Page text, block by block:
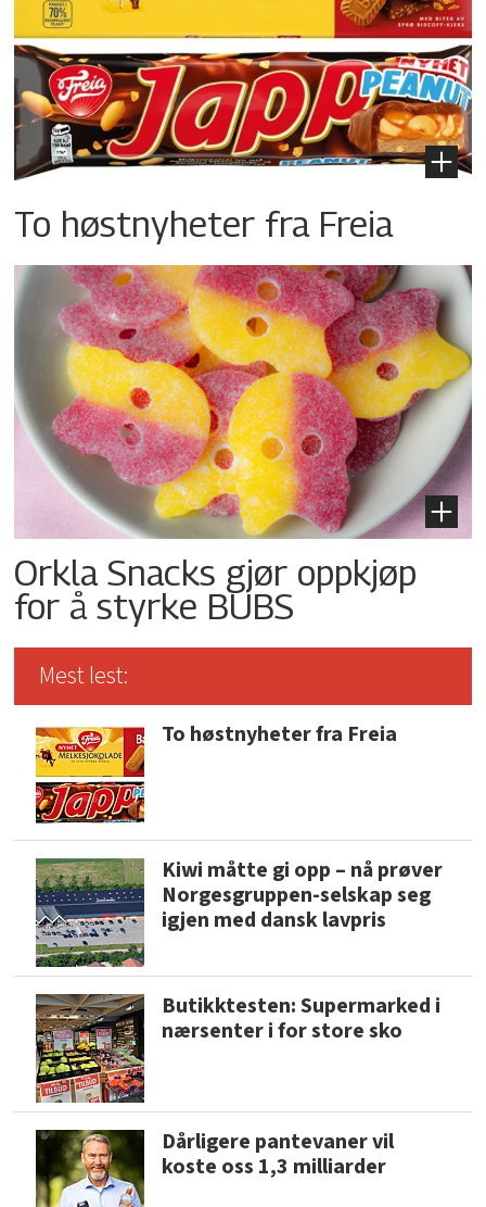
To høstnyheter fra Freia
Orkla Snacks gjør oppkjøp
for å styrke BUBS
Mest lest:
To høstnyheter fra Freia
Kiwi måtte gi opp – nå prøver
Norgesgruppen-selskap seg
igjen med dansk lavpris
Butikktesten: Supermarked i
nærsenter i for store sko
Dårligere pantevaner vil
koste oss 1,3 milliarder